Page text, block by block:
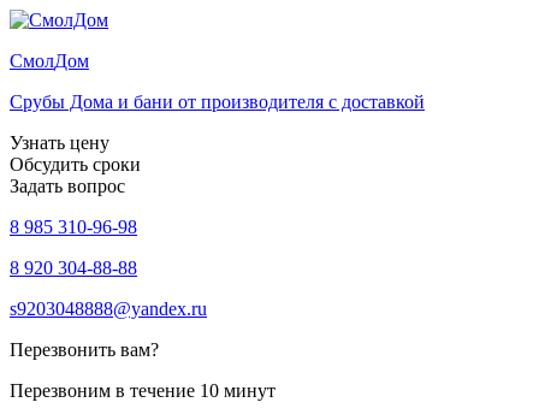
СмолДом
Срубы Дома и бани от производителя с доставкой
Узнать цену
Обсудить сроки
Задать вопрос
8 985 310-96-98
8 920 304-88-88
s9203048888@yandex.ru
Перезвонить вам?
Перезвоним в течение 10 минут